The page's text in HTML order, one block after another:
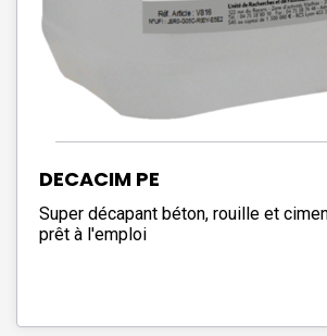
DECACIM PE
Super décapant béton, rouille et
prêt à l'emploi